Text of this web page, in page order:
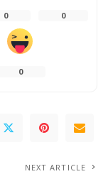
0 0
0
NEXT ARTICLE